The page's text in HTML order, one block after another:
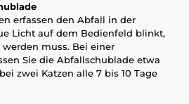
erfassen den Abfall in der
Licht auf dem Bedienfeld blinkt,
muss. Bei einer
Sie die Abfallschublade etwa
zwei Katzen alle 7 bis 10 Tage